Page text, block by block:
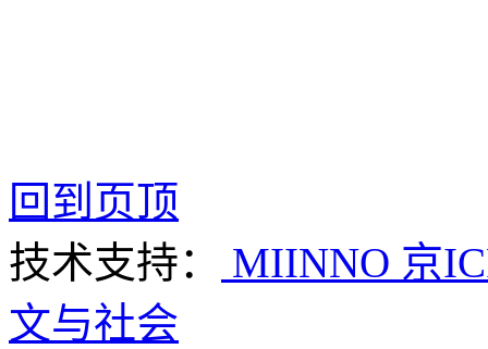
回到页顶
技术支持：
MIINNO 京
文与社会